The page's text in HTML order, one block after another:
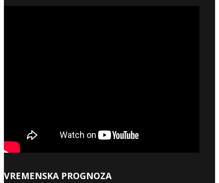
VREMENSKA PROGNOZA